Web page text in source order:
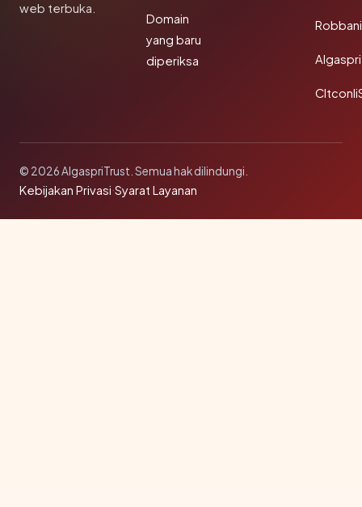
web terbuka.
Domain
yang baru
diperiksa
© 2026 AlgaspriTrust. Semua hak dilindungi.
Kebijakan Privasi·Syarat Layanan